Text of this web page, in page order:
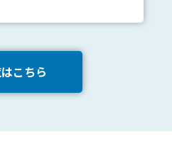
こちら